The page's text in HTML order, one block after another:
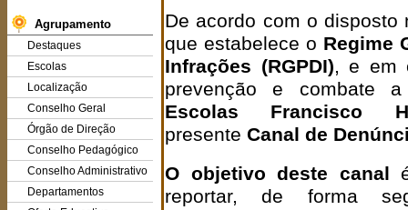
Agrupamento
Destaques
Escolas
Localização
Conselho Geral
Órgão de Direção
Conselho Pedagógico
Conselho Administrativo
Departamentos
De acordo com o
que estabelece o Regime
Infrações (RGPDI), e em
prevenção e combate
Escolas Francisco
presente Canal de
O objetivo deste canal
reportar, de forma